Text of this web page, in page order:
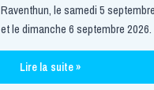
Raventhun, le samedi 5
et le dimanche 6 septembre
Lire la suite »